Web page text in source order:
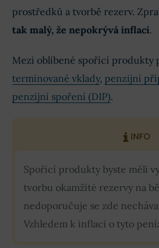
prostředků a tvorbě rezerv.
tak malý, že nepokrývá inflaci.
Mezi oblíbené spořící produkty
termínované vklady, penzijní
penzijní spoření (DIP).
INFO
Spořicí produkty byste měli
tvorbu okamžité rezervy na
nedoporučuje se zde
Vzhledem k inflaci o tyto